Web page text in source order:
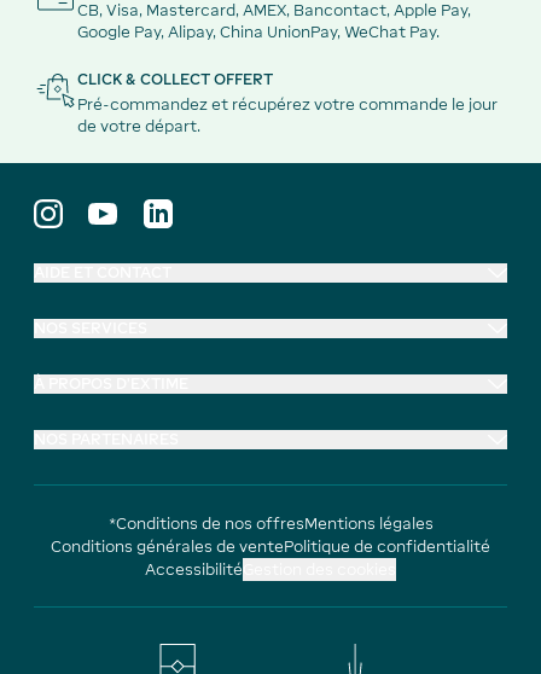
CB, Visa, Mastercard, AMEX, Bancontact, Apple Pay,
Google Pay, Alipay, China UnionPay, WeChat Pay.
CLICK & COLLECT OFFERT
Pré-commandez et récupérez votre commande le jour
de votre départ.
*Conditions de nos offresMentions légales
Conditions générales de ventePolitique de confidentialité
Accessibilité